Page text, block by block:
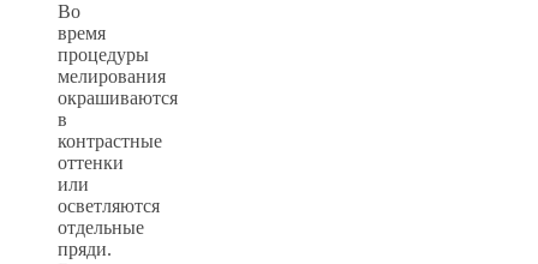
Во
время
процедуры
мелирования
окрашиваются
в
контрастные
оттенки
или
осветляются
отдельные
пряди.